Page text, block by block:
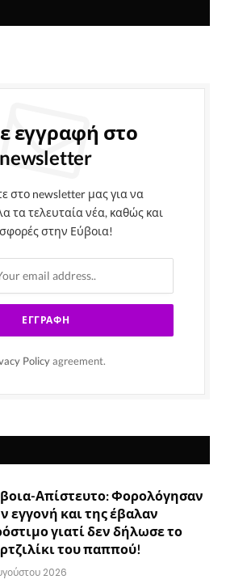
εγγραφή στο
newsletter
στο newsletter μας για να
τα τελευταία νέα, καθώς και
στην Εύβοια!
Policy agreement.
Απίστευτο: Φορολόγησαν
εγγονή και της έβαλαν
γιατί δεν δήλωσε το
του παππού!
2026